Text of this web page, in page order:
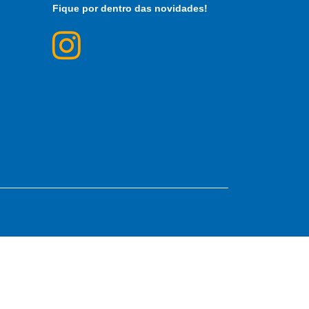
Fique por dentro das novidades!